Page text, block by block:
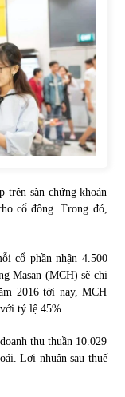
Hoá
mạnh
thị trường lập kỷ lục
trên sàn chứng khoán
cổ đông. Trong đó,
cổ phần nhận 4.500
Masan (MCH) sẽ chi
2016 tới nay, MCH
tỷ lệ 45%.
thu thuần 10.029
Lợi nhuận sau thuế